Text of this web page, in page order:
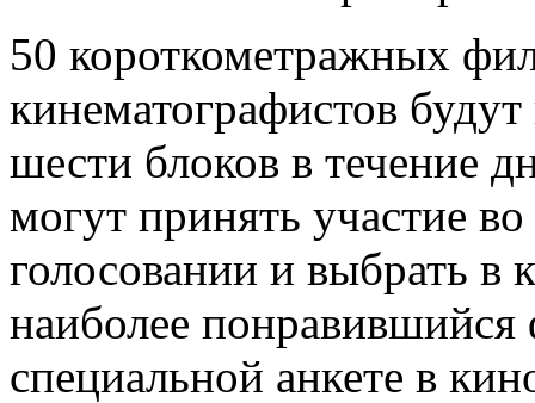
50 короткометражных
кинематографистов
шести блоков в течение
могут принять участие
голосовании и выбрать
наиболее понравившийся
специальной анкете в